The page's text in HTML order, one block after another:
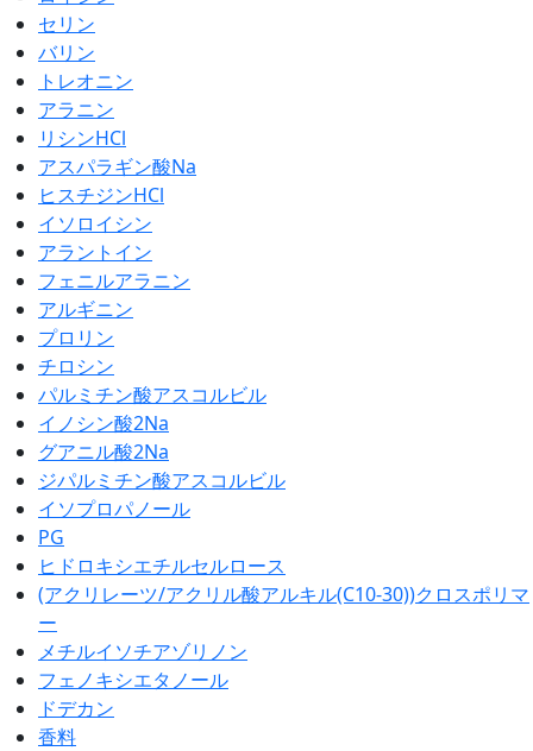
セリン
バリン
トレオニン
アラニン
リシンHCl
アスパラギン酸Na
ヒスチジンHCl
イソロイシン
アラントイン
フェニルアラニン
アルギニン
プロリン
チロシン
パルミチン酸アスコルビル
イノシン酸2Na
グアニル酸2Na
ジパルミチン酸アスコルビル
イソプロパノール
PG
ヒドロキシエチルセルロース
(アクリレーツ/アクリル酸アルキル(C10-30))クロスポリマ
ー
メチルイソチアゾリノン
フェノキシエタノール
ドデカン
香料